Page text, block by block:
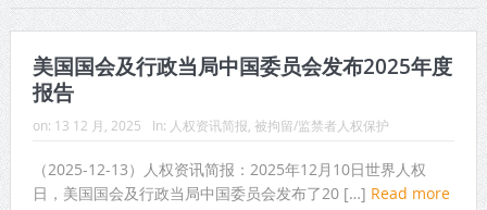
美国国会及行政当局中国委员会发布2025年度
报告
on: 13 12 月, 2025 In: 人权资讯简报 被拘留/监禁者人权保护
（2025-12-13）人权资讯简报：2025年12月10日世界人权
日，美国国会及行政当局中国委员会发布了20 […] Read more